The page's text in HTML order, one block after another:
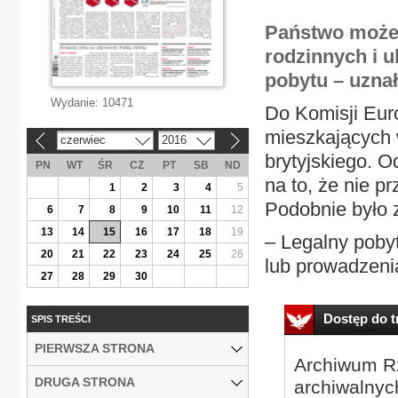
Państwo
rodzinnych i
pobytu –
Do Komisji
mieszkających
brytyjskiego.
na to, że nie
Podobnie
– Legalny
lub
Dostęp do
Archiwum
Wydanie: 10471
czerwiec 2016
PN WT ŚR CZ PT SB
ND
1
2 3 4
5
6
7 8 9 10 11
12
13
14 15 16 17 18
19
20
21 22 23 24 25
26
27
28 29 30
SPIS TREŚCI
PIERWSZA STRONA
DRUGA STRONA